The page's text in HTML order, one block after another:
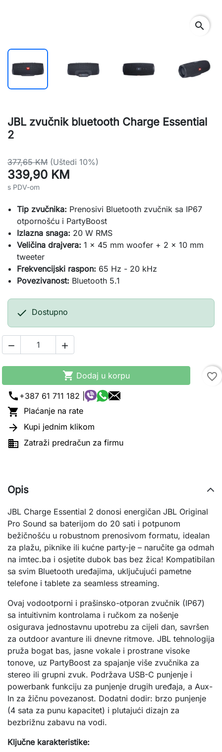
search
JBL zvučnik bluetooth Charge Essential
2
377,65 KM (Uštedi 10%)
339,90 KM
s PDV-om
Tip zvučnika: Prenosivi Bluetooth zvučnik sa IP67
otpornošću i PartyBoost
Izlazna snaga: 20 W RMS
Veličina drajvera: 1 x 45 mm woofer + 2 x 10 mm
tweeter
Frekvencijski raspon: 65 Hz - 20 kHz
Povezivanost: Bluetooth 5.1
 Dostupno
 
 Dodaj u korpu
favorite_border
call +387 61 711 182 |
 Plaćanje na rate
 Kupi jednim klikom
 Zatraži predračun za firmu
Opis
JBL Charge Essential 2 donosi energičan JBL Original
Pro Sound sa baterijom do 20 sati i potpunom
bežičnošću u robustnom prenosivom formatu, idealan
za plažu, piknike ili kućne party-je – naručite ga odmah
na imtec.ba i osjetite dubok bas bez žica! Kompatibilan
sa svim Bluetooth uređajima, uključujući pametne
telefone i tablete za seamless streaming.
Ovaj vodootporni i prašinsko-otporan zvučnik (IP67)
sa intuitivnim kontrolama i ručkom za nošenje
osigurava jednostavnu upotrebu za cijeli dan, savršen
za outdoor avanture ili dnevne ritmove. JBL tehnologija
pruža bogat bas, jasne vokale i prostrane visoke
tonove, uz PartyBoost za spajanje više zvučnika za
stereo ili grupni zvuk. Podržava USB-C punjenje i
powerbank funkciju za punjenje drugih uređaja, a Aux-
In za žičnu povezanost. Dodatni dodir: brzo punjenje
(4 sata za punu kapacitet) i plutajući dizajn za
bezbrižnu zabavu na vodi.
Ključne karakteristike: